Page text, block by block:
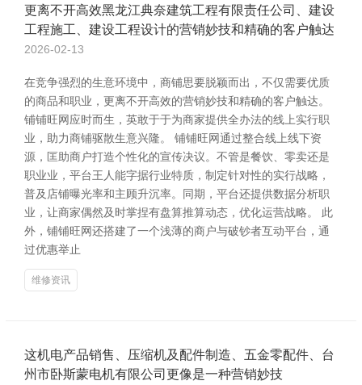
更离不开高效黑龙江典奈建筑工程有限责任公司、建设
工程施工、建设工程设计的营销妙技和精确的客户触达
2026-02-13
在竞争强烈的生意环境中，商铺思要脱颖而出，不仅需要优质
的商品和职业，更离不开高效的营销妙技和精确的客户触达。
铺铺旺网应时而生，英敢于于为商家提供全办法的线上实行职
业，助力商铺驱散生意兴隆。 铺铺旺网通过整合线上线下资
源，匡助商户打造个性化的宣传决议。不管是餐饮、零卖还是
职业业，平台王人能字据行业特质，制定针对性的实行战略，
普及店铺曝光率和主顾升沉率。同期，平台还提供数据分析职
业，让商家偶然及时掌捏有盘算推算动态，优化运营战略。 此
外，铺铺旺网还搭建了一个浅薄的商户与破钞者互动平台，通
过优惠举止
维修资讯
这机电产品销售、压缩机及配件制造、五金零配件、台
州市卧斯蒙电机有限公司更像是一种营销妙技